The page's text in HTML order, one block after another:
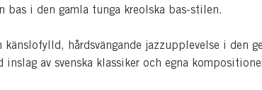
bas i den gamla tunga kreolska bas-stilen.
hårdsvängande jazzupplevelse i den
inslag av svenska klassiker och egna